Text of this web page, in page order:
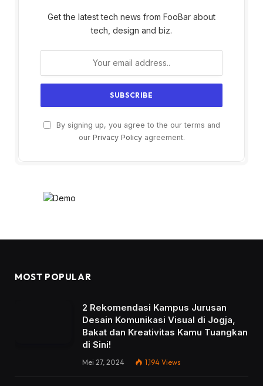
Get the latest tech news from FooBar about
tech, design and biz.
By signing up, you agree to the our terms and
our Privacy Policyagreement.
MOST POPULAR
2 Rekomendasi Kampus Jurusan
Desain Komunikasi Visual di Jogja,
Bakat dan Kreativitas Kamu Tuangkan
di Sini!
Mei 27, 2024 1,194 Views